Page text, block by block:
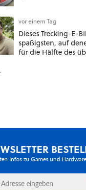
vor einem Tag
Dieses Trecking-E-
spaßigsten, auf
für die Hälfte des
Infos zu Games und